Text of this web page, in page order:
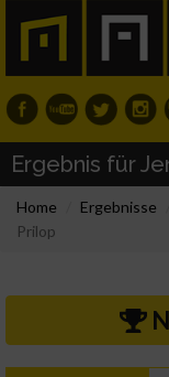
Ergebnis für
Home Ergebnisse
Prilop